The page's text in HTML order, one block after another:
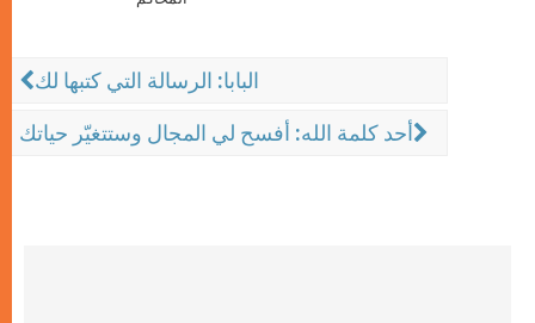
البابا: الرسالة التي كتبها لك
أحد كلمة الله: أفسح لي المجال وستتغيّر حياتك